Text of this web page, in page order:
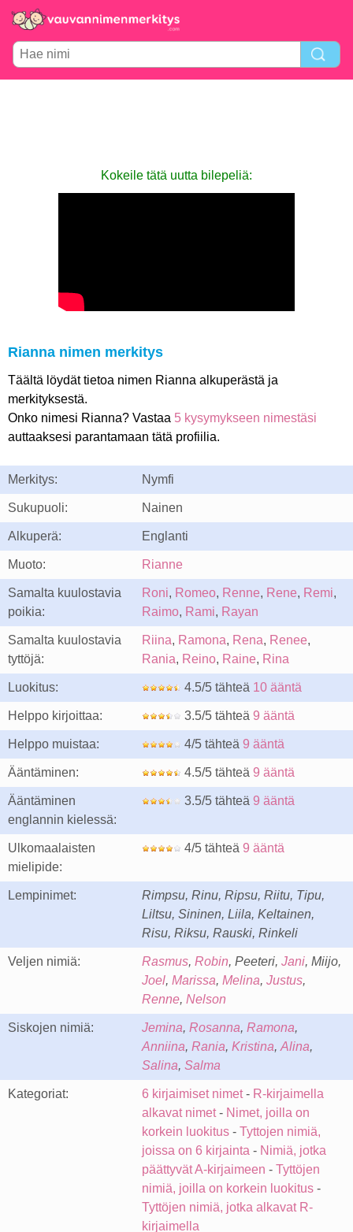
Kokeile tätä uutta bilepeliä:
Rianna nimen merkitys
Täältä löydät tietoa nimen Rianna alkuperästä ja
merkityksestä.
Onko nimesi Rianna? Vastaa 5 kysymykseen nimestäsi
auttaaksesi parantamaan tätä profiilia.
Merkitys: Nymfi
Sukupuoli: Nainen
Alkuperä: Englanti
Muoto: Rianne
Samalta kuulostavia
poikia:
Roni, Romeo, Renne, Rene, Remi,
Raimo, Rami, Rayan
Samalta kuulostavia
tyttöjä:
Riina, Ramona, Rena, Renee,
Rania, Reino, Raine, Rina
Luokitus: 4.5/5 tähteä 10 ääntä
Helppo kirjoittaa: 3.5/5 tähteä 9 ääntä
Helppo muistaa: 4/5 tähteä 9 ääntä
Ääntäminen: 4.5/5 tähteä 9 ääntä
Ääntäminen
englannin kielessä:
3.5/5 tähteä 9 ääntä
Ulkomaalaisten
mielipide:
4/5 tähteä 9 ääntä
Lempinimet:
Rimpsu, Rinu, Ripsu, Riitu, Tipu,
Liltsu, Sininen, Liila, Keltainen,
Risu, Riksu, Rauski, Rinkeli
Veljen nimiä: Rasmus, Robin, Peeteri, Jani, Miijo,
Joel, Marissa, Melina, Justus,
Renne, Nelson
Siskojen nimiä: Jemina, Rosanna, Ramona,
Anniina, Rania, Kristina, Alina,
Salina, Salma
Kategoriat: 6 kirjaimiset nimet- R-kirjaimella
alkavat nimet- Nimet, joilla on
korkein luokitus - Tyttojen nimiä,
joissa on 6 kirjainta - Nimiä, jotka
päättyvät A-kirjaimeen - Tyttöjen
nimiä, joilla on korkein luokitus -
Tyttöjen nimiä, jotka alkavat R-
kirjaimella